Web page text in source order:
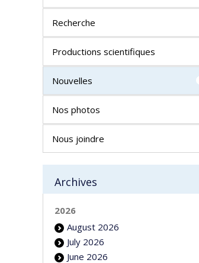
Recherche
Productions scientifiques
Nouvelles
Nos photos
Nous joindre
Archives
2026
August 2026
July 2026
June 2026